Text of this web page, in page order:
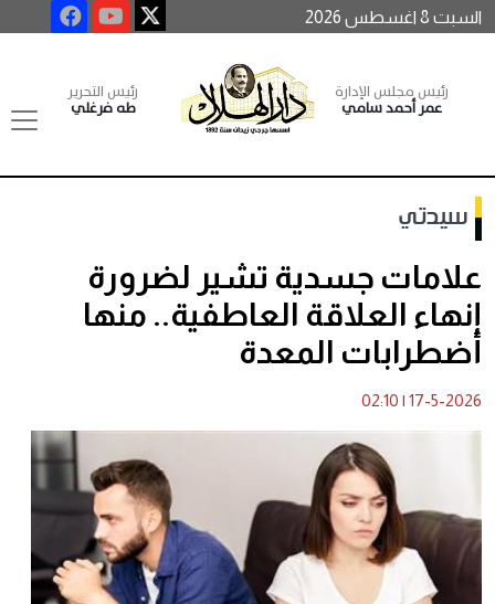
السبت 8 اغسطس 2026
رئيس مجلس الإدارة
عمر أحمد سامي
رئيس التحرير
طه فرغلي
سيدتي
علامات جسدية تشير لضرورة
إنهاء العلاقة العاطفية.. منها
أضطرابات المعدة
17-5-2026
|
02:10